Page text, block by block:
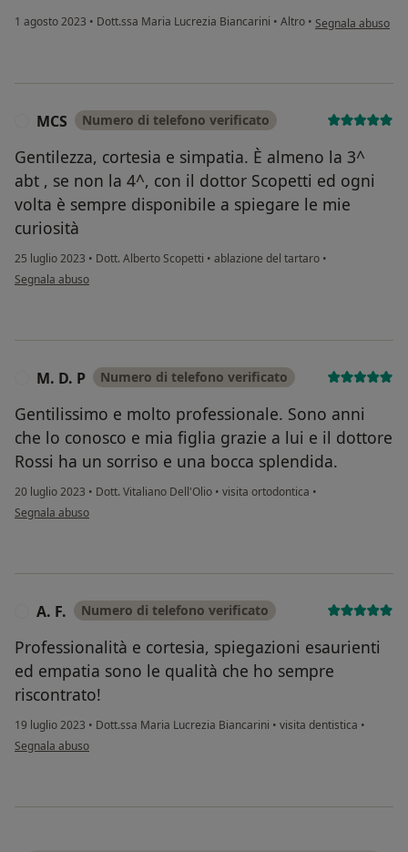
1 agosto 2023 • Dott.ssa Maria Lucrezia Biancarini • Altro • secondo
Segnala abuso
MCS Numero di telefono verificato
Gentilezza, cortesia e simpatia. È almeno la 3^
abt , se non la 4^, con il dottor Scopetti ed ogni
volta è sempre disponibile a spiegare le mie
curiosità
25 luglio 2023 • Dott. Alberto Scopetti • ablazione del tartaro •
secondo l'opinione dell'utente MCS
Segnala abuso
M. D. P Numero di telefono verificato
Gentilissimo e molto professionale. Sono anni
che lo conosco e mia figlia grazie a lui e il dottore
Rossi ha un sorriso e una bocca splendida.
20 luglio 2023 • Dott. Vitaliano Dell'Olio • visita ortodontica •
secondo l'opinione dell'utente M. D. P
Segnala abuso
A. F. Numero di telefono verificato
Professionalità e cortesia, spiegazioni esaurienti
ed empatia sono le qualità che ho sempre
riscontrato!
19 luglio 2023 • Dott.ssa Maria Lucrezia Biancarini • visita dentistica •
secondo l'opinione dell'utente A. F.
Segnala abuso